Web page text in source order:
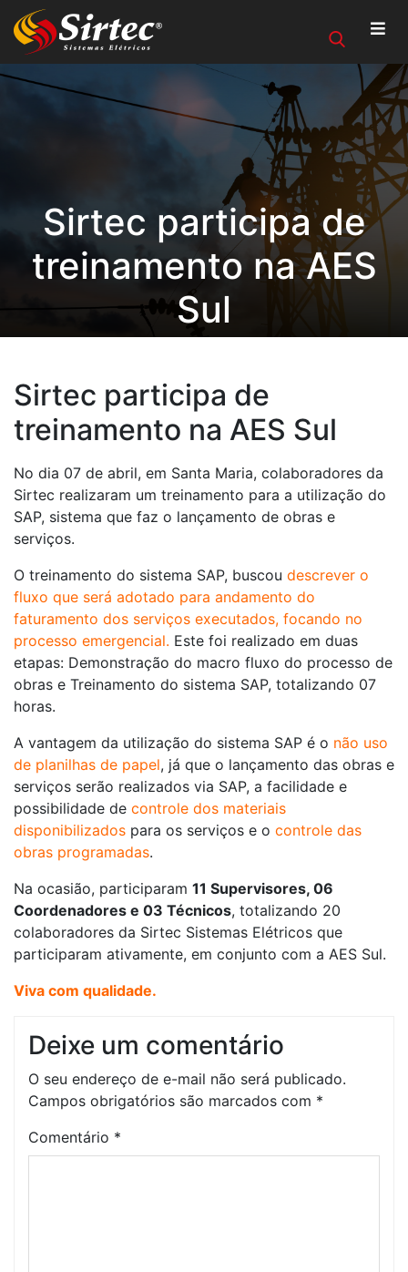
Sirtec participa de
treinamento na AES
Sul
Sirtec participa de
treinamento na AES Sul
No dia 07 de abril, em Santa Maria, colaboradores da
Sirtec realizaram um treinamento para a utilização do
SAP, sistema que faz o lançamento de obras e
serviços.
O treinamento do sistema SAP, buscou descrever o
fluxo que será adotado para andamento do
faturamento dos serviços executados, focando no
processo emergencial. Este foi realizado em duas
etapas: Demonstração do macro fluxo do processo de
obras e Treinamento do sistema SAP, totalizando 07
horas.
A vantagem da utilização do sistema SAP é o não uso
de planilhas de papel, já que o lançamento das obras e
serviços serão realizados via SAP, a facilidade e
possibilidade de controle dos materiais
disponibilizados para os serviços e o controle das
obras programadas.
Na ocasião, participaram 11 Supervisores, 06
Coordenadores e 03 Técnicos, totalizando 20
colaboradores da Sirtec Sistemas Elétricos que
participaram ativamente, em conjunto com a AES Sul.
Viva com qualidade.
Deixe um comentário
O seu endereço de e-mail não será publicado.
Campos obrigatórios são marcados com *
Comentário *